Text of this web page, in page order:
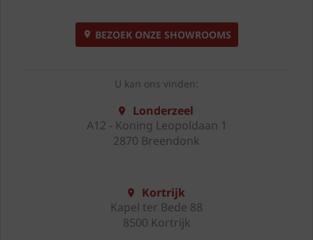
BEZOEK ONZE SHOWROOMS
U kan ons vinden:
Londerzeel
A12 - Koning Leopoldaan 1
2870 Breendonk
Kortrijk
Kapel ter Bede 88
8500 Kortrijk